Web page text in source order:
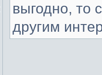
выгодно, то
другим